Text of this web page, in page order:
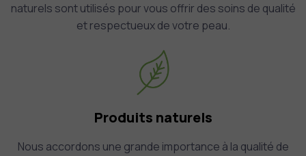
naturels sont utilisés pour vous offrir des soins de qualité
et respectueux de votre peau.
Produits naturels
Nous accordons une grande importance à la qualité de